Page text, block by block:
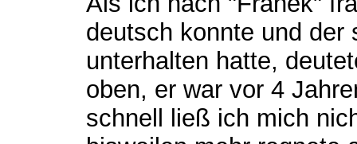
deutsch konnte und der
unterhalten hatte,
oben, er war vor 4
schnell ließ ich mich